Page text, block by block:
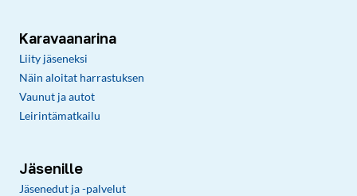
Karavaanarina
Liity jäseneksi
Näin aloitat harrastuksen
Vaunut ja autot
Leirintämatkailu
Jäsenille
Jäsenedut ja -palvelut